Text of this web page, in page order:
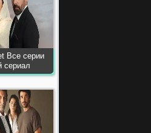
Все серии
сериал